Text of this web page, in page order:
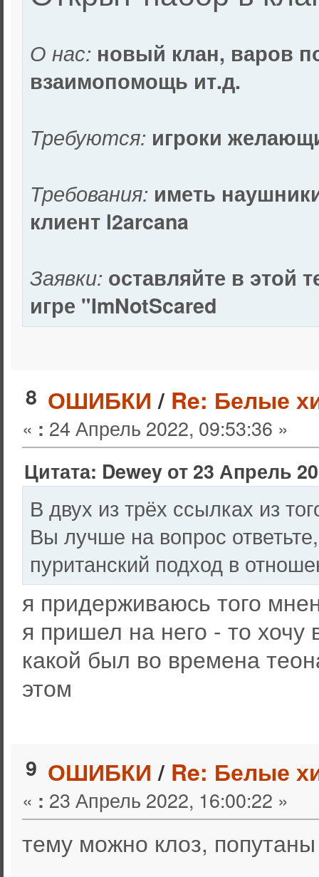
О нас: новый клан, варов
взаимопомощь ит.д.
Требуются: игроки
Требования: иметь
клиент l2arcana
Заявки: оставляйте в этой
игре "ImNotScared
8 ОШИБКИ / Re: Белые
« : 24 Апрель 2022, 09:53:36 »
Цитата: Dewey от 23 Апрель
В двух из трёх ссылках из
Вы лучше на вопрос
пуританский подход в
я придерживаюсь того
я пришел на него - то хочу
какой был во времена
этом
9 ОШИБКИ / Re: Белые
« : 23 Апрель 2022, 16:00:22 »
тему можно клоз,